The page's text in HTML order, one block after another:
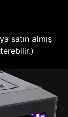
satın almış